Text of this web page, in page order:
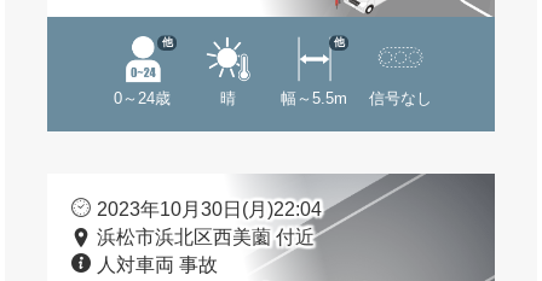
0～24歳
他
晴 幅～5.5m
他
信号なし
2023年10月30日(月)22:04
浜松市浜北区西美薗 付近
人対車両 事故